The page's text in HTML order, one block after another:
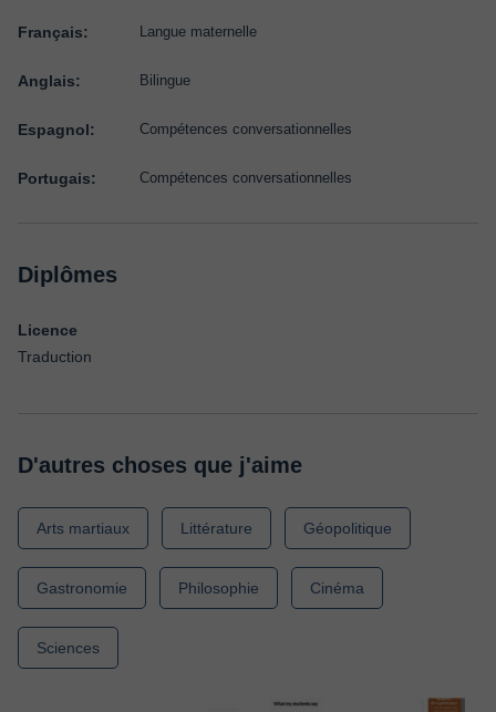
Français: Langue maternelle
Anglais: Bilingue
Espagnol: Compétences conversationnelles
Portugais: Compétences conversationnelles
Diplômes
Licence
Traduction
D'autres choses que j'aime
Arts martiaux Littérature Géopolitique
Gastronomie Philosophie Cinéma
Sciences